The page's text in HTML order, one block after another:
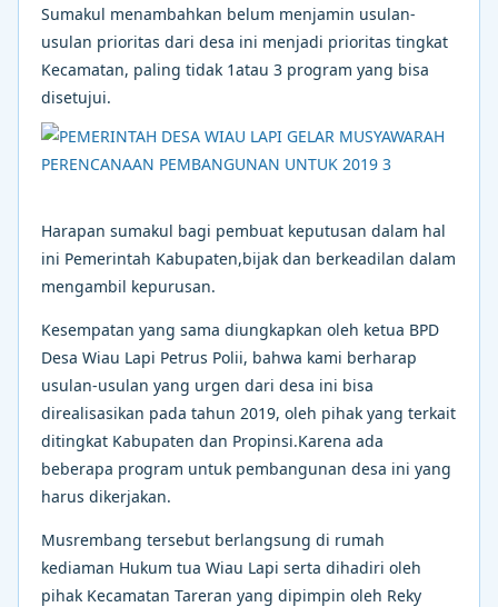
Sumakul menambahkan belum menjamin usulan-
usulan prioritas dari desa ini menjadi prioritas tingkat
Kecamatan, paling tidak 1atau 3 program yang bisa
disetujui.
Harapan sumakul bagi pembuat keputusan dalam hal
ini Pemerintah Kabupaten,bijak dan berkeadilan dalam
mengambil kepurusan.
Kesempatan yang sama diungkapkan oleh ketua BPD
Desa Wiau Lapi Petrus Polii, bahwa kami berharap
usulan-usulan yang urgen dari desa ini bisa
direalisasikan pada tahun 2019, oleh pihak yang terkait
ditingkat Kabupaten dan Propinsi.Karena ada
beberapa program untuk pembangunan desa ini yang
harus dikerjakan.
Musrembang tersebut berlangsung di rumah
kediaman Hukum tua Wiau Lapi serta dihadiri oleh
pihak Kecamatan Tareran yang dipimpin oleh Reky